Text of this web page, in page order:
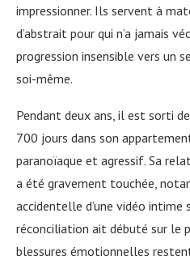
impressionner. Ils servent à
d’abstrait pour qui n’a jamais
progression insensible vers un
soi-même.
Pendant deux ans, il est sorti
700 jours dans son
paranoïaque et agressif. Sa
a été gravement touchée,
accidentelle d’une vidéo intime
réconciliation ait débuté sur le
blessures émotionnelles